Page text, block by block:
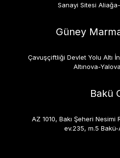
Sanayi Sitesi
Güney
Çavuşçiftliği Devlet Yolu Altı
Altınova-
Bakü
AZ 1010, Bakı Şeheri
ev.235, m.5